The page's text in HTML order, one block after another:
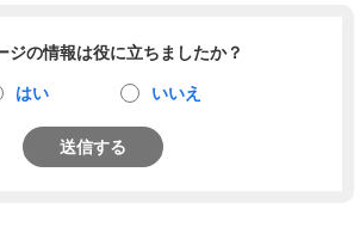
ジの情報は役に立ちましたか？
はい いいえ
送信する